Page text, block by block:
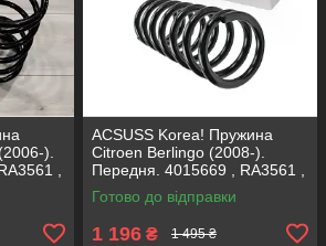
).
,
ACSUSS Korea! Пружина
Citroen Berlingo (2008-).
Передня. 4015669 , RA3561 ,
993299. Аксусс Корея
Готово до відправки
1 196 ₴ 1 495 ₴